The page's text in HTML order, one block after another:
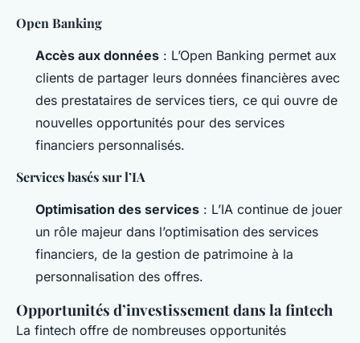
Open Banking
Accès aux données : L’Open Banking permet aux
clients de partager leurs données financières avec
des prestataires de services tiers, ce qui ouvre de
nouvelles opportunités pour des services
financiers personnalisés.
Services basés sur l’IA
Optimisation des services : L’IA continue de jouer
un rôle majeur dans l’optimisation des services
financiers, de la gestion de patrimoine à la
personnalisation des offres.
Opportunités d’investissement dans la fintech
La fintech offre de nombreuses opportunités